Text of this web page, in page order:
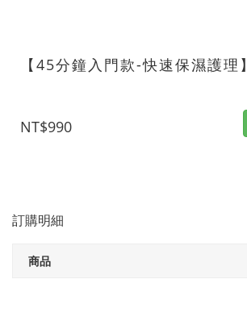
【45分鐘入門款-快速保濕護理】
NT$990
訂購明細
商品